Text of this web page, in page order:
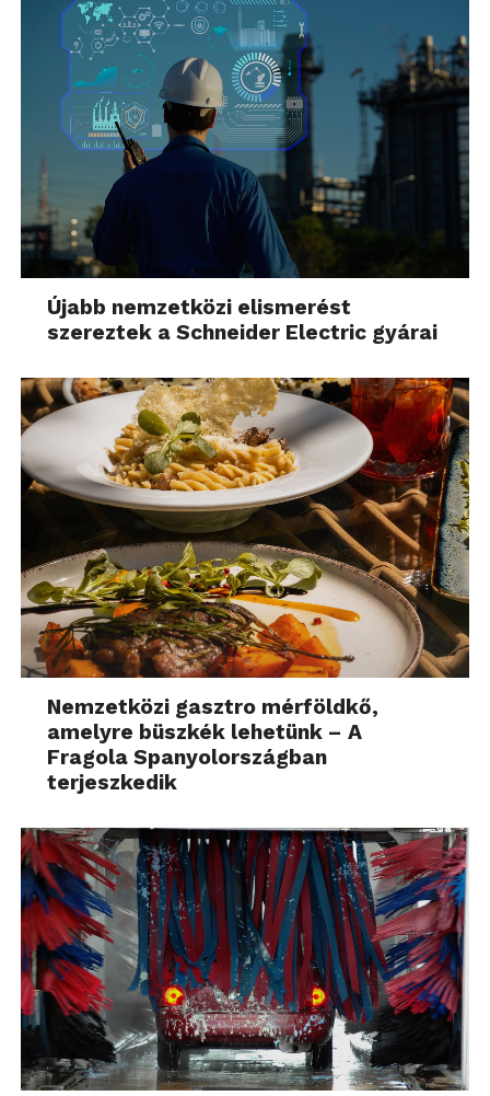
Újabb nemzetközi elismerést
szereztek a Schneider Electric gyárai
Nemzetközi gasztro mérföldkő,
amelyre büszkék lehetünk – A
Fragola Spanyolországban
terjeszkedik